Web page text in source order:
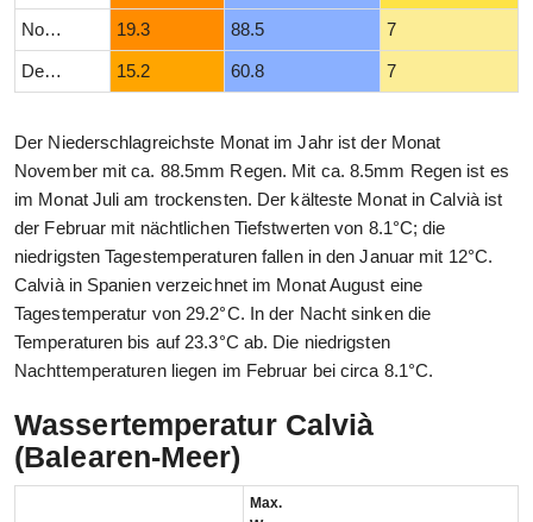
November 19.3 88.5 7
Dezember 15.2 60.8 7
Der Niederschlagreichste Monat im Jahr ist der Monat
November mit ca. 88.5mm Regen. Mit ca. 8.5mm Regen ist es
im Monat Juli am trockensten. Der kälteste Monat in Calvià ist
der Februar mit nächtlichen Tiefstwerten von 8.1°C; die
niedrigsten Tagestemperaturen fallen in den Januar mit 12°C.
Calvià in Spanien verzeichnet im Monat August eine
Tagestemperatur von 29.2°C. In der Nacht sinken die
Temperaturen bis auf 23.3°C ab. Die niedrigsten
Nachttemperaturen liegen im Februar bei circa 8.1°C.
Wassertemperatur Calvià
(Balearen-Meer)
Max.